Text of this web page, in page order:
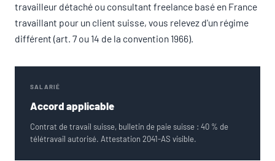
travailleur détaché ou consultant freelance basé en France
travaillant pour un client suisse, vous relevez d'un régime
différent (art. 7 ou 14 de la convention 1966).
SALARIÉ
Accord applicable
Contrat de travail suisse, bulletin de paie suisse : 40 % de
télétravail autorisé. Attestation 2041-AS visible.